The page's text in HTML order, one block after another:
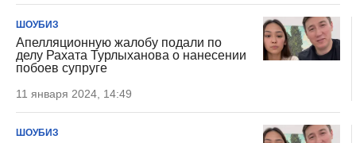
ШОУБИЗ
Апелляционную жалобу подали по
делу Рахата Турлыханова о нанесении
побоев супруге
11 января 2024, 14:49
ШОУБИЗ